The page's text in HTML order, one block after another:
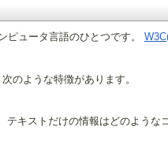
ピュータ言語のひとつです。
のような特徴があります。
キストだけの情報はどのような